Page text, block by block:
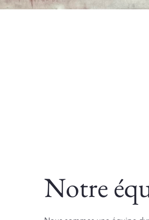
Notre